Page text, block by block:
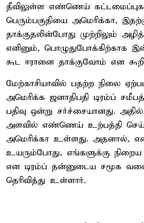
தீவிலுள்ள எண்ணெய்
பெரும்பகுதியை அமெரிக்கா,
தாக்குதலின்போது முற்றிலும்
எனினும், பொழுதுபோக்கிற்காக
கூட ஈரானை தாக்குவோம் என
மேற்காசியாவில் பதற்ற நிலை
அமெரிக்க ஜனாதிபதி டிரம்ப்
பதிவு ஒன்று சர்ச்சையானது.
அளவில் எண்ணெய் உற்பத்தி
அமெரிக்கா உள்ளது. அதனால்,
உயரும்போது, எங்களுக்கு
என டிரம்ப் தன்னுடைய சமூக
தெரிவித்து உள்ளார்.